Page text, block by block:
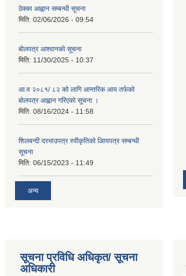
ठेक्का आह्वान सम्बन्धी सूचना
मिति: 02/06/2026 - 09:54
बोलपत्र आश्वानको सूचना
मिति: 11/30/2025 - 10:37
आ.व २०८१/ ८२ को लागि आन्तरिक आय तर्फको
बोलपत्र आह्वान गरिएको सूचना ।
मिति: 08/16/2024 - 11:58
शिलबन्दी दरभाउपत्र स्वीकृतिको आियपत्र सम्बन्धी
सूचना
मिति: 06/15/2023 - 11:49
अन्य
सूचना प्रविधि अधिकृत/ सूचना
अधिकारी